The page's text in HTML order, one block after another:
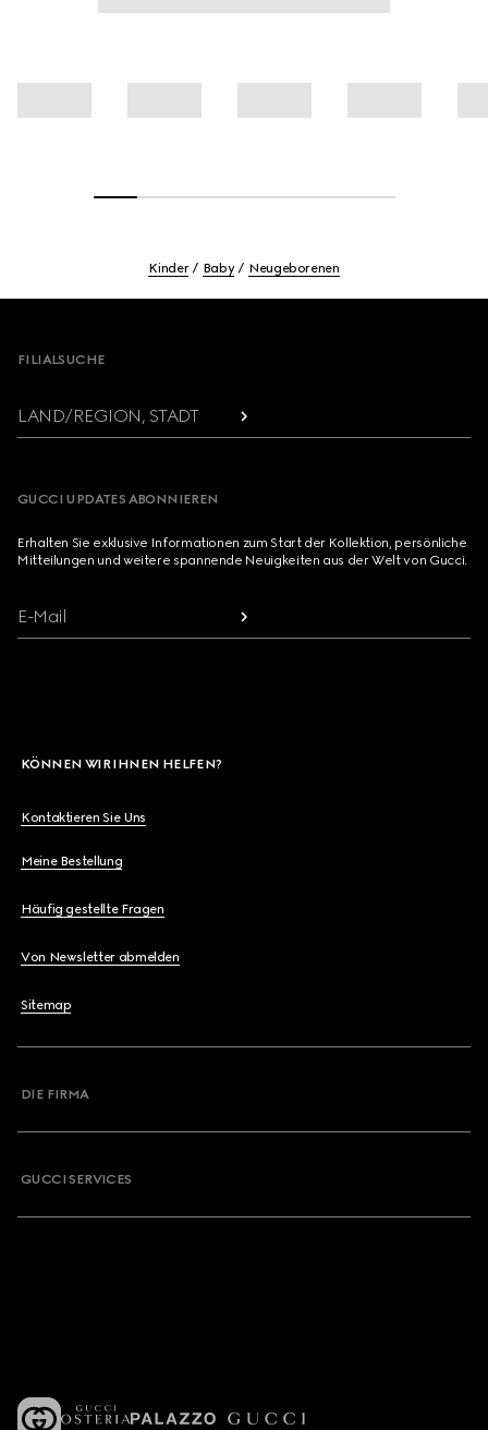
Kinder Baby Neugeborenen
FILIALSUCHE
LAND/REGION, STADT
GUCCI UPDATES ABONNIEREN
Erhalten Sie exklusive Informationen zum Start der Kollektion, persönliche
Mitteilungen und weitere spannende Neuigkeiten aus der Welt von Gucci.
E-Mail
KÖNNEN WIR IHNEN HELFEN?
Kontaktieren Sie Uns
Meine Bestellung
Häufig gestellte Fragen
Von Newsletter abmelden
Sitemap
DIE FIRMA
GUCCI SERVICES